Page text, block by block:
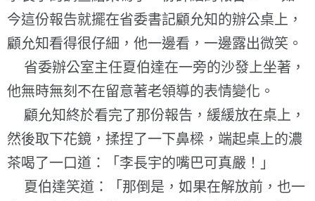
今這份報告就擺在省委書記顧允知的辦公桌上，
顧允知看得很仔細，他一邊看，一邊露出微笑。
省委辦公室主任夏伯達在一旁的沙發上坐著，
他無時無刻不在留意著老領導的表情變化。
顧允知終於看完了那份報告，緩緩放在桌上，
然後取下花鏡，揉捏了一下鼻樑，端起桌上的濃
茶喝了一口道：「李長宇的嘴巴可真嚴！」
夏伯達笑道：「那倒是，如果在解放前，也一